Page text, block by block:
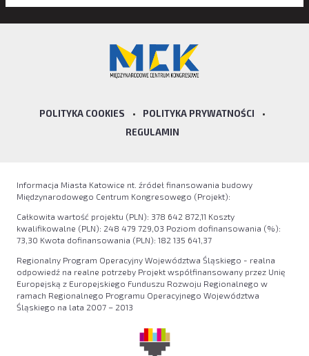
POLITYKA COOKIES • POLITYKA PRYWATNOŚCI
•
REGULAMIN
Informacja Miasta Katowice nt. źródeł finansowania budowy
Międzynarodowego Centrum Kongresowego (Projekt):
Całkowita wartość projektu (PLN): 378 642 872,11 Koszty
kwalifikowalne (PLN): 248 479 729,03 Poziom dofinansowania (%):
73,30 Kwota dofinansowania (PLN): 182 135 641,37
Regionalny Program Operacyjny Województwa Śląskiego - realna
odpowiedź na realne potrzeby Projekt współfinansowany przez Unię
Europejską z Europejskiego Funduszu Rozwoju Regionalnego w
ramach Regionalnego Programu Operacyjnego Województwa
Śląskiego na lata 2007 – 2013